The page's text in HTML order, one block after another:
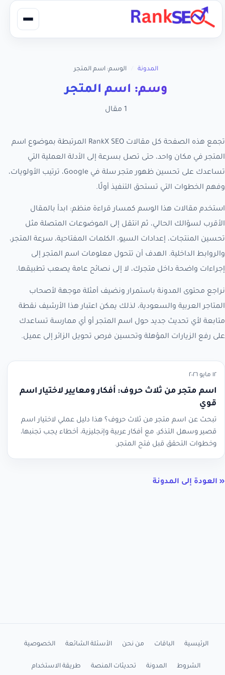
المدونة الوسم: اسم المتجر
وسم: اسم المتجر
1 مقال
تجمع هذه الصفحة كل مقالات RankX SEO المرتبطة بموضوع اسم
المتجر في مكان واحد، حتى تصل بسرعة إلى الأدلة العملية التي
تساعدك على تحسين ظهور متجر سلة في Google، ترتيب الأولويات،
وفهم الخطوات التي تستحق التنفيذ أولًا.
استخدم مقالات هذا الوسم كمسار قراءة منظم: ابدأ بالمقال
الأقرب لسؤالك الحالي، ثم انتقل إلى الموضوعات المتصلة مثل
تحسين المنتجات، إعدادات السيو، الكلمات المفتاحية، سرعة المتجر،
والروابط الداخلية. الهدف أن تتحول معلومات اسم المتجر إلى
إجراءات واضحة داخل متجرك، لا إلى نصائح عامة يصعب تطبيقها.
نراجع محتوى المدونة باستمرار ونضيف أمثلة موجهة لأصحاب
المتاجر العربية والسعودية، لذلك يمكن اعتبار هذا الأرشيف نقطة
متابعة لأي تحديث جديد حول اسم المتجر أو أي ممارسة تساعدك
على رفع الزيارات المؤهلة وتحسين فرص تحويل الزائر إلى عميل.
١٢ مايو ٢٠٢٦
اسم متجر من ثلاث حروف: أفكار ومعايير لاختيار اسم
قوي
تبحث عن اسم متجر من ثلاث حروف؟ هذا دليل عملي لاختيار اسم
قصير وسهل التذكر، مع أفكار عربية وإنجليزية، أخطاء يجب تجنبها،
وخطوات التحقق قبل فتح المتجر.
« العودة إلى المدونة
الرئيسية الباقات من نحن الأسئلة الشائعة الخصوصية
الشروط المدونة تحديثات المنصة طريقة الاستخدام